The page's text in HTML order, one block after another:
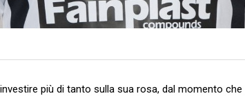
più di tanto sulla sua rosa, dal momento